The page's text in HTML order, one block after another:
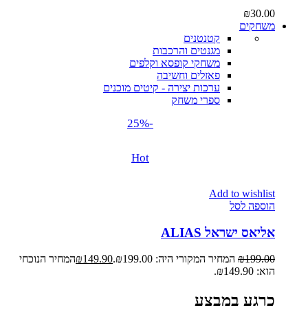
₪30.00
משחקים
קטנטנים
מגנטים והרכבות
משחקי קופסא וקלפים
פאזלים וחשיבה
ערכות יצירה - קיטים מוכנים
ספרי משחק
-25%
Hot
Add to wishlist
הוספה לסל
אליאס ישראל ALIAS
₪199.00 המחיר המקורי היה: ₪199.00. ₪149.90
המחיר הנוכחי
הוא: ₪149.90.
כרגע במבצע